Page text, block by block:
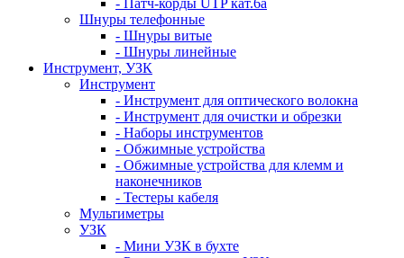
- Патч-корды UTP кат.6а
Шнуры телефонные
- Шнуры витые
- Шнуры линейные
Инструмент, УЗК
Инструмент
- Инструмент для оптического волокна
- Инструмент для очистки и обрезки
- Наборы инструментов
- Обжимные устройства
- Обжимные устройства для клемм и
наконечников
- Тестеры кабеля
Мультиметры
УЗК
- Мини УЗК в бухте